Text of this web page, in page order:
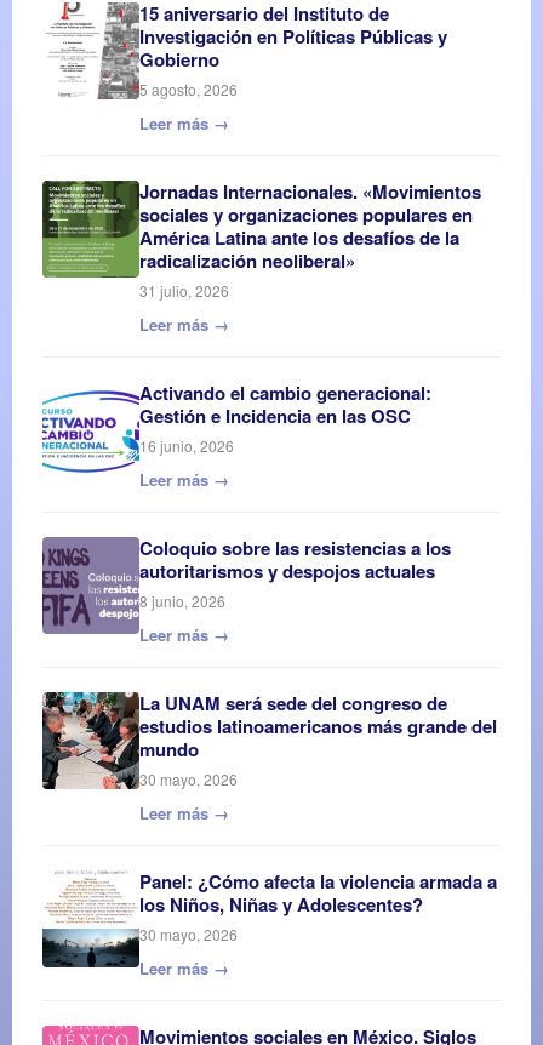
15 aniversario del Instituto de
Investigación en Políticas Públicas y
Gobierno
5 agosto, 2026
Leer más →
Jornadas Internacionales. «Movimientos
sociales y organizaciones populares en
América Latina ante los desafíos de la
radicalización neoliberal»
31 julio, 2026
Leer más →
Activando el cambio generacional:
Gestión e Incidencia en las OSC
16 junio, 2026
Leer más →
Coloquio sobre las resistencias a los
autoritarismos y despojos actuales
8 junio, 2026
Leer más →
La UNAM será sede del congreso de
estudios latinoamericanos más grande del
mundo
30 mayo, 2026
Leer más →
Panel: ¿Cómo afecta la violencia armada a
los Niños, Niñas y Adolescentes?
30 mayo, 2026
Leer más →
Movimientos sociales en México. Siglos